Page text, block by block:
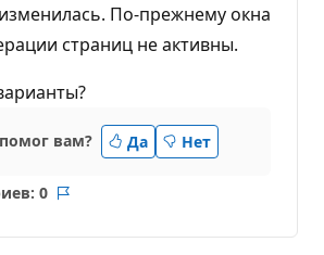
По-прежнему окна
страниц не активны.
вам? Да Нет
0